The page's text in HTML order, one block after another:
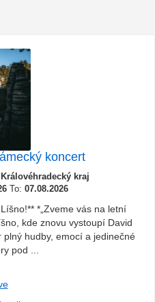
koncert
kraj
To: 07.08.2026
*„Zveme vás na letní
kde znovu vystoupí David
hudby, emocí a jedinečné
pod ...